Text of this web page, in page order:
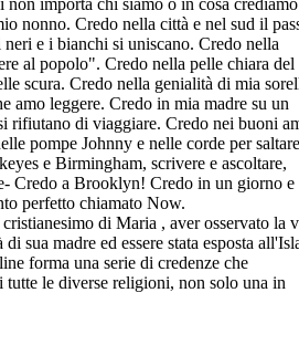
importa chi siamo o in cosa
nonno. Credo nella città e nel sud il
e i bianchi si uniscano. Credo nella
al popolo". Credo nella pelle chiara del
scura. Credo nella genialità di mia
amo leggere. Credo in mia madre su un
rifiutano di viaggiare. Credo nei buoni
pompe Johnny e nelle corde per
e Birmingham, scrivere e ascoltare,
Credo a Brooklyn! Credo in un giorno e
perfetto chiamato Now.
di Maria , aver osservato la
sua madre ed essere stata esposta
forma una serie di credenze che
tutte le diverse religioni, non solo una in